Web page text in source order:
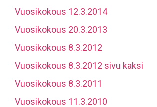
Vuosikokous 12.3.2014
Vuosikokous 20.3.2013
Vuosikokous 8.3.2012
Vuosikokous 8.3.2012 sivu kaksi
Vuosikokous 8.3.2011
Vuosikokous 11.3.2010